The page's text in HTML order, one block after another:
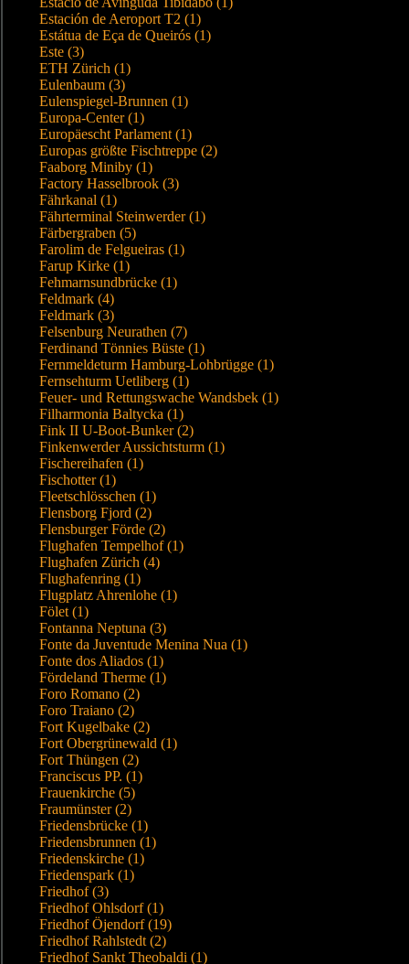
Estación de Aeroport T2 (1)
Estátua de Eça de Queirós (1)
Este (3)
ETH Zürich (1)
Eulenbaum (3)
Eulenspiegel-Brunnen (1)
Europa-Center (1)
Europäescht Parlament (1)
Europas größte Fischtreppe (2)
Faaborg Miniby (1)
Factory Hasselbrook (3)
Fährkanal (1)
Fährterminal Steinwerder (1)
Färbergraben (5)
Farolim de Felgueiras (1)
Farup Kirke (1)
Fehmarnsundbrücke (1)
Feldmark (4)
Feldmark (3)
Felsenburg Neurathen (7)
Ferdinand Tönnies Büste (1)
Fernmeldeturm Hamburg-Lohbrügge (1)
Fernsehturm Uetliberg (1)
Feuer- und Rettungswache Wandsbek (1)
Filharmonia Baltycka (1)
Fink II U-Boot-Bunker (2)
Finkenwerder Aussichtsturm (1)
Fischereihafen (1)
Fischotter (1)
Fleetschlösschen (1)
Flensborg Fjord (2)
Flensburger Förde (2)
Flughafen Tempelhof (1)
Flughafen Zürich (4)
Flughafenring (1)
Flugplatz Ahrenlohe (1)
Fölet (1)
Fontanna Neptuna (3)
Fonte da Juventude Menina Nua (1)
Fonte dos Aliados (1)
Fördeland Therme (1)
Foro Romano (2)
Foro Traiano (2)
Fort Kugelbake (2)
Fort Obergrünewald (1)
Fort Thüngen (2)
Franciscus PP. (1)
Frauenkirche (5)
Fraumünster (2)
Friedensbrücke (1)
Friedensbrunnen (1)
Friedenskirche (1)
Friedenspark (1)
Friedhof (3)
Friedhof Ohlsdorf (1)
Friedhof Öjendorf (19)
Friedhof Rahlstedt (2)
Friedhof Sankt Theobaldi (1)